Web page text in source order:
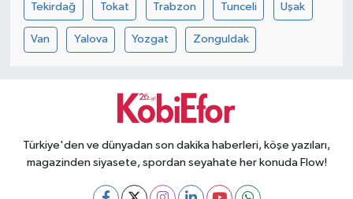
Tekirdağ Tokat Trabzon Tunceli Uşak
Van Yalova Yozgat Zonguldak
Türkiye'den ve dünyadan son dakika haberleri, köşe yazıları,
magazinden siyasete, spordan seyahate her konuda Flow!